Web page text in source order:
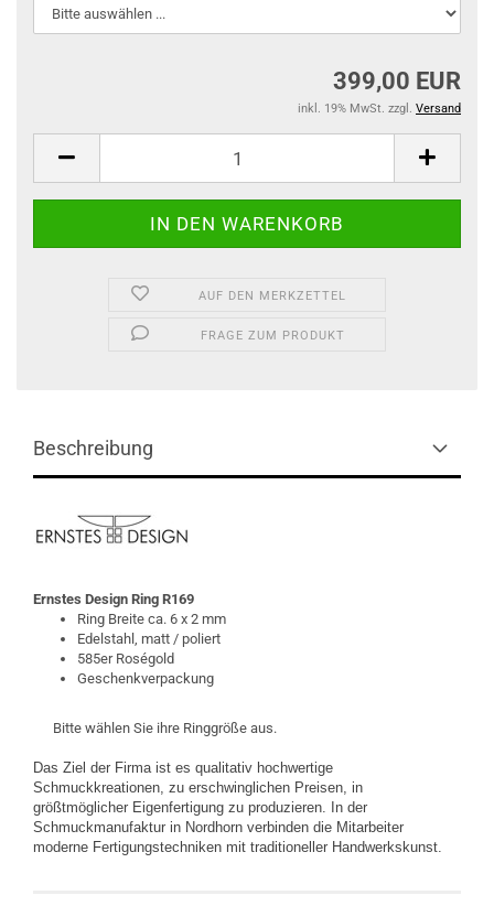
399,00 EUR
inkl. 19% MwSt. zzgl. Versand
AUF DEN MERKZETTEL
FRAGE ZUM PRODUKT
Beschreibung
Ernstes Design Ring R169
Ring Breite ca. 6 x 2 mm
Edelstahl, matt / poliert
585er Roségold
Geschenkverpackung
Bitte wählen Sie ihre Ringgröße aus.
Das Ziel der Firma ist es qualitativ hochwertige
Schmuckkreationen, zu erschwinglichen Preisen, in
größtmöglicher Eigenfertigung zu produzieren. In der
Schmuckmanufaktur in Nordhorn verbinden die Mitarbeiter
moderne Fertigungstechniken mit traditioneller Handwerkskunst.